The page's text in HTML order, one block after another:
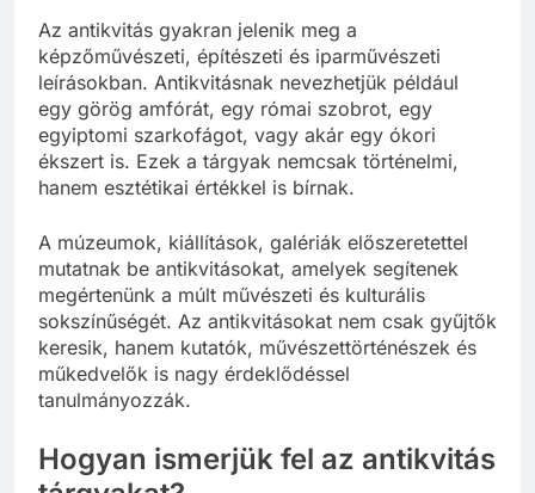
Az antikvitás gyakran jelenik meg a
képzőművészeti, építészeti és iparművészeti
leírásokban. Antikvitásnak nevezhetjük például
egy görög amfórát, egy római szobrot, egy
egyiptomi szarkofágot, vagy akár egy ókori
ékszert is. Ezek a tárgyak nemcsak történelmi,
hanem esztétikai értékkel is bírnak.
A múzeumok, kiállítások, galériák előszeretettel
mutatnak be antikvitásokat, amelyek segítenek
megértenünk a múlt művészeti és kulturális
sokszínűségét. Az antikvitásokat nem csak gyűjtők
keresik, hanem kutatók, művészettörténészek és
műkedvelők is nagy érdeklődéssel
tanulmányozzák.
Hogyan ismerjük fel az antikvitás